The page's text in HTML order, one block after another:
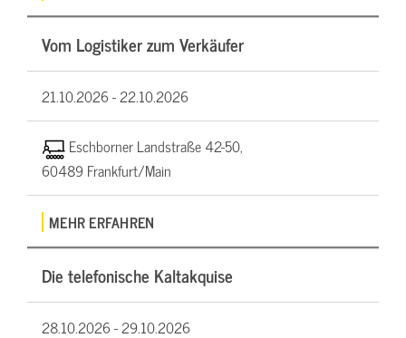
Vom Logistiker zum Verkäufer
21.10.2026 -22.10.2026
Eschborner Landstraße 42-50,
60489 Frankfurt/Main
MEHR ERFAHREN
Die telefonische Kaltakquise
28.10.2026 -29.10.2026